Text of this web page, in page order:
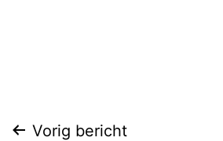
Berichtnavigatie
Vorig bericht